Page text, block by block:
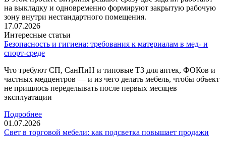
на выкладку и одновременно формируют закрытую рабочую
зону внутри нестандартного помещения.
17.07.2026
Интересные статьи
Безопасность и гигиена: требования к материалам в мед‑ и
спорт‑среде
Что требуют СП, СанПиН и типовые ТЗ для аптек, ФОКов и
частных медцентров — и из чего делать мебель, чтобы объект
не пришлось переделывать после первых месяцев
эксплуатации
Подробнее
01.07.2026
Свет в торговой мебели: как подсветка повышает продажи